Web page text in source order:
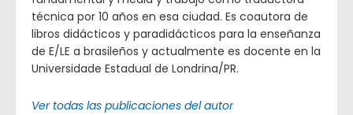
técnica por 10 años en esa ciudad. Es coautora de
libros didácticos y paradidácticos para la enseñanza
de E/LE a brasileños y actualmente es docente en la
Universidade Estadual de Londrina/PR.
Ver todas las publicaciones del autor